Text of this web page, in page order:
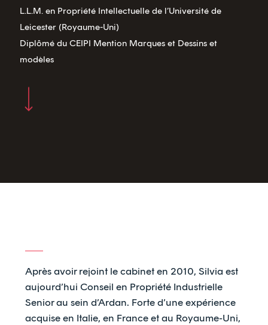
L.L.M. en Propriété Intellectuelle de l’Université de
Leicester (Royaume-Uni)
Diplômé du CEIPI Mention Marques et Dessins et
modèles
Après avoir rejoint le cabinet en 2010, Silvia est
aujourd’hui Conseil en Propriété Industrielle
Senior au sein d’Ardan. Forte d’une expérience
acquise en Italie, en France et au Royaume-Uni,